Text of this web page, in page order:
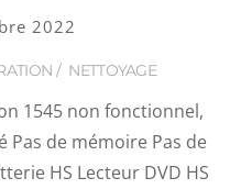
2022
/ NETTOYAGE
1545 non fonctionnel,
Pas de mémoire Pas de
HS Lecteur DVD HS